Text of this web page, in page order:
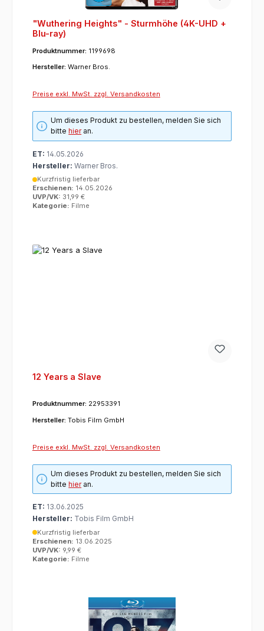
"Wuthering Heights" - Sturmhöhe (4K-UHD +
Blu-ray)
Produktnummer: 1199698
Hersteller: Warner Bros.
Preise exkl. MwSt. zzgl. Versandkosten
Um dieses Produkt zu bestellen, melden Sie sich
bittehieran.
ET: 14.05.2026
Hersteller: Warner Bros.
Kurzfristig lieferbar
Erschienen: 14.05.2026
UVP/VK: 31,99 €
Kategorie: Filme
12 Years a Slave
Produktnummer: 22953391
Hersteller: Tobis Film GmbH
Preise exkl. MwSt. zzgl. Versandkosten
Um dieses Produkt zu bestellen, melden Sie sich
bittehieran.
ET: 13.06.2025
Hersteller: Tobis Film GmbH
Kurzfristig lieferbar
Erschienen: 13.06.2025
UVP/VK: 9,99 €
Kategorie: Filme